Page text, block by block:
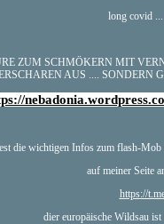
long covid
ZUM SCHMÖKERN MIT
AUS .... SONDERN
die wichtigen Infos zum flash-
auf meiner Seite
https://
dier europäische Wildsau